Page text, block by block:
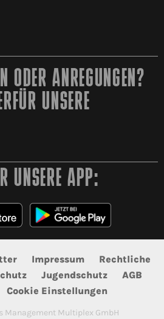
ODER ANREGUNGEN?
UNSERE
UNSERE APP:
Impressum
Rechtliche
Jugendschutz
AGB
Cookie Einstellungen
Management Multiplex GmbH